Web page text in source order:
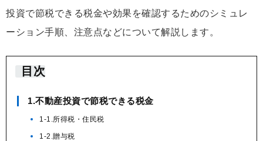
投資で節税できる税金や効果を確認するためのシミュレ
ーション手順、注意点などについて解説します。
目次
1.不動産投資で節税できる税金
1-1.所得税・住民税
1-2.贈与税